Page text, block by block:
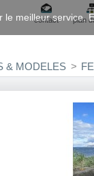
contact plan
& MODELES >
meilleur